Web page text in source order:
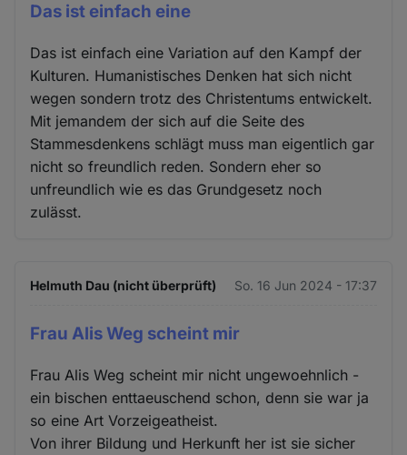
Das ist einfach eine
Das ist einfach eine Variation auf den Kampf der
Kulturen. Humanistisches Denken hat sich nicht
wegen sondern trotz des Christentums entwickelt.
Mit jemandem der sich auf die Seite des
Stammesdenkens schlägt muss man eigentlich gar
nicht so freundlich reden. Sondern eher so
unfreundlich wie es das Grundgesetz noch
zulässt.
Helmuth Dau (nicht überprüft) So. 16 Jun 2024 - 17:37
Frau Alis Weg scheint mir
Frau Alis Weg scheint mir nicht ungewoehnlich -
ein bischen enttaeuschend schon, denn sie war ja
so eine Art Vorzeigeatheist.
Von ihrer Bildung und Herkunft her ist sie sicher